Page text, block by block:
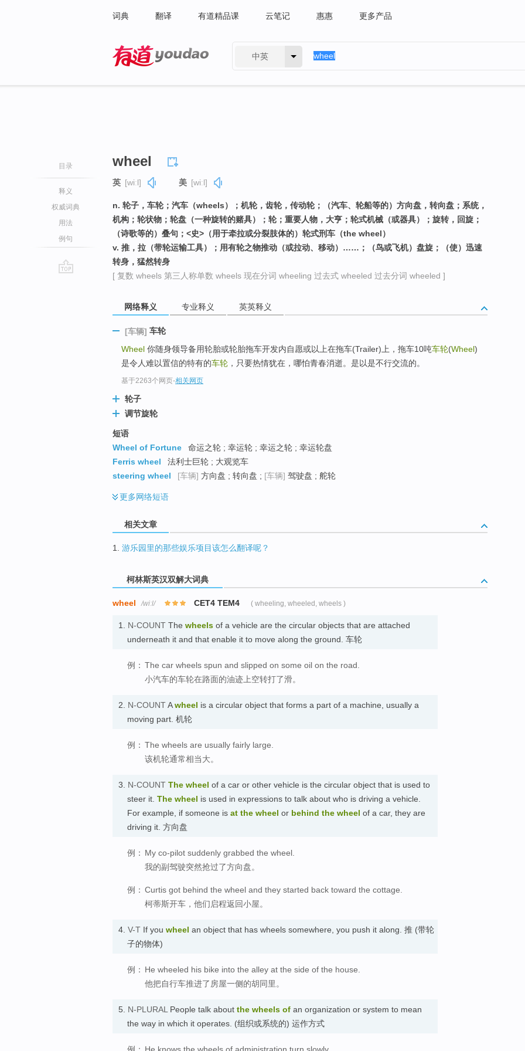
词典 翻译 有道精品课 云笔记 惠惠 更多产品
中英
目录
释义
权威词典
用法
例句
wheel
英 [wiːl] 美 [wiːl]
n. 轮子，车轮；汽车（wheels）；机轮，齿轮，传动轮；（汽车、轮船等的）方向盘，转向盘；系统，
机构；轮状物；轮盘（一种旋转的赌具）；轮；重要人物，大亨；轮式机械（或器具）；旋转，回旋；
（诗歌等的）叠句；<史>（用于牵拉或分裂肢体的）轮式刑车（the wheel）
v. 推，拉（带轮运输工具）；用有轮之物推动（或拉动、移动）……；（鸟或飞机）盘旋；（使）迅速
转身，猛然转身
[ 复数 wheels 第三人称单数 wheels 现在分词 wheeling 过去式 wheeled 过去分词 wheeled ]
网络释义 专业释义 英英释义
[车辆] 车轮
Wheel 你随身领导备用轮胎或轮胎拖车开发内自愿或以上在拖车(Trailer)上，拖车10吨车轮(Wheel)
是令人难以置信的特有的车轮 ，只要热情犹在，哪怕青春消逝。是以是不行交流的。
基于2263个网页-相关网页
轮子
调节旋轮
短语
Wheel of Fortune
命运之轮 ; 幸运轮 ; 幸运之轮 ; 幸运轮盘
Ferris wheel
法利士巨轮 ; 大观览车
steering wheel
[车辆] 方向盘 ; 转向盘 ; [车辆] 驾驶盘 ; 舵轮
更多网络短语
相关文章
1. 游乐园里的那些娱乐项目该怎么翻译呢？
柯林斯英汉双解大词典
wheel /wiːl/ CET4 TEM4 ( wheeling, wheeled, wheels )
1. N-COUNT The wheels of a vehicle are the circular objects that are attached
underneath it and that enable it to move along the ground. 车轮
例： The car wheels spun and slipped on some oil on the road.
小汽车的车轮在路面的油迹上空转打了滑。
2. N-COUNTAwheel is a circular object that forms a part of a machine, usually a
moving part. 机轮
例： The wheels are usually fairly large.
该机轮通常相当大。
3. N-COUNT The wheel of a car or other vehicle is the circular object that is used to
steer it. The wheel is used in expressions to talk about who is driving a vehicle.
For example, if someone is at the wheel or behind the wheel of a car, they are
driving it. 方向盘
例： My co-pilot suddenly grabbed the wheel.
我的副驾驶突然抢过了方向盘。
例： Curtis got behind the wheel and they started back toward the cottage.
柯蒂斯开车，他们启程返回小屋。
4. V-T If you wheel an object that has wheels somewhere, you push it along. 推 (带轮
子的物体)
例： He wheeled his bike into the alley at the side of the house.
他把自行车推进了房屋一侧的胡同里。
5. N-PLURAL People talk about the wheels of an organization or system to mean
the way in which it operates. (组织或系统的) 运作方式